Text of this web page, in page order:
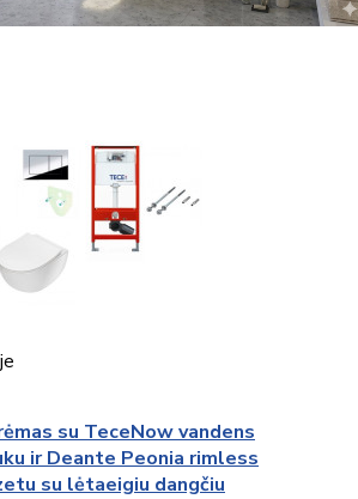
su TeceNow vandens
rimless
su lėtaeigiu dangčiu